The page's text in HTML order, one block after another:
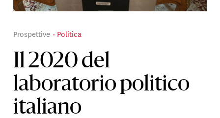
Il 2020 del
laboratorio politico
italiano
Prospettive Politica